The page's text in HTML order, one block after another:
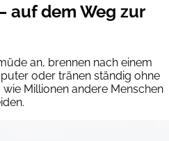
auf dem Weg zur
an, brennen nach einem
oder tränen ständig ohne
wie Millionen andere Menschen